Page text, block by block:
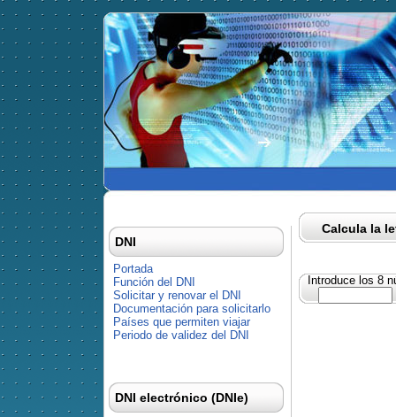
Calcula la
Introduce los 8
DNI
Portada
Función del DNI
Solicitar y renovar el DNI
Documentación para solicitarlo
Países que permiten viajar
Periodo de validez del DNI
DNI electrónico (DNIe)